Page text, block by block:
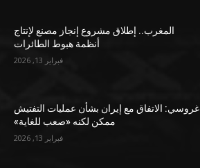
المغرب.. إطلاق مشروع إنجاز مصنع لإنتاج
أنظمة هبوط الطائرات
فبراير 13, 2026
غروسي: الاتفاق مع إيران بشأن عمليات التفتيش
ممكن لكنه «صعب للغاية»
فبراير 13, 2026